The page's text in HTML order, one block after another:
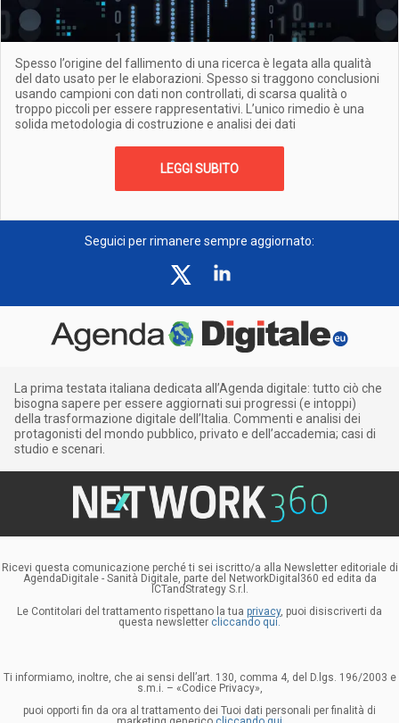
Spesso l’origine del fallimento di una ricerca è legata alla qualità
del dato usato per le elaborazioni. Spesso si traggono conclusioni
usando campioni con dati non controllati, di scarsa qualità o
troppo piccoli per essere rappresentativi. L’unico rimedio è una
solida metodologia di costruzione e analisi dei dati
LEGGI SUBITO
Seguici per rimanere sempre aggiornato:
La prima testata italiana dedicata all’Agenda digitale: tutto ciò che
bisogna sapere per essere aggiornati sui progressi (e intoppi)
della trasformazione digitale dell’Italia. Commenti e analisi dei
protagonisti del mondo pubblico, privato e dell’accademia; casi di
studio e scenari.
Ricevi questa comunicazione perché ti sei iscritto/a alla Newsletter editoriale di
AgendaDigitale - Sanità Digitale, parte del NetworkDigital360 ed edita da
ICTandStrategy S.r.l.
Le Contitolari del trattamento rispettano la tua privacy, puoi disiscriverti da
questa newsletter cliccando qui.
Ti informiamo, inoltre, che ai sensi dell’art. 130, comma 4, del D.lgs. 196/2003 e
s.m.i. – «Codice Privacy»,
puoi opporti fin da ora al trattamento dei Tuoi dati personali per finalità di